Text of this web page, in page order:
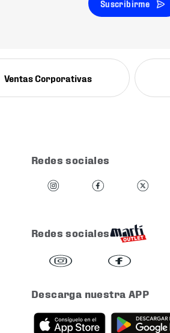
Suscribirme
Ventas Corporativas
Redes sociales
Redes sociales
Descarga nuestra APP